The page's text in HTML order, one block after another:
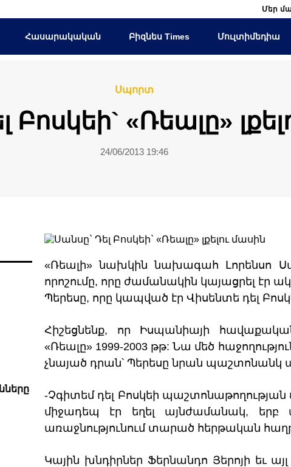
Մեր
Հասարակական Բիզնես Times Մուլտիմեդիա
Սպորտ
Բոսկեի` «Ռեալը»
24/06/2013 19:46
«Ռեալի» նախկին նախագահ Լորենսո
որոշումը, որը ժամանակին կայացրել էր
Պերեսը, որը կապված էր Վիսենտե դել
Հիշեցնենք, որ Իսպանիայի
«Ռեալը» 1999-2003 թթ: Նա մեծ
չնայած դրան՝ Պերեսը նրան պաշտոնանկ
-Չգիտեմ դել Բոսկեի
միջադեպ էր եղել այնժամանակ, երբ
առաջնությունում տարած հերթական
Կային խնդիրներ Ֆերնանդո Յերոյի եւ